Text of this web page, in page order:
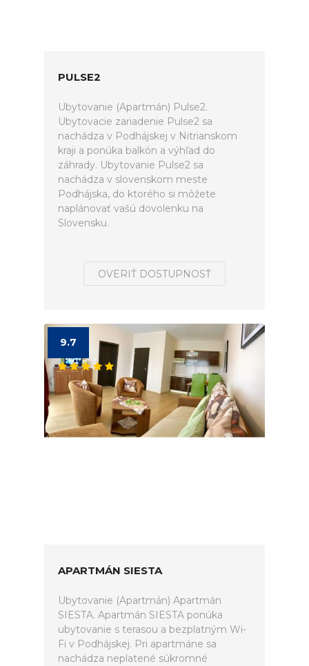
PULSE2
Ubytovanie (Apartmán) Pulse2.
Ubytovacie zariadenie Pulse2 sa
nachádza v Podhájskej v Nitrianskom
kraji a ponúka balkón a výhľad do
záhrady. Ubytovanie Pulse2 sa
nachádza v slovenskom meste
Podhájska, do ktorého si môžete
naplánovať vašú dovolenku na
Slovensku.
OVERIŤ DOSTUPNOSŤ
9.7
APARTMÁN SIESTA
Ubytovanie (Apartmán) Apartmán
SIESTA. Apartmán SIESTA ponúka
ubytovanie s terasou a bezplatným Wi-
Fi v Podhájskej. Pri apartmáne sa
nachádza neplatené súkromné